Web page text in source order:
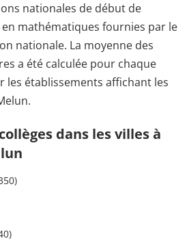
nationales de début de
mathématiques fournies par le
nationale. La moyenne des
a été calculée pour chaque
les établissements affichant les
dans les villes à